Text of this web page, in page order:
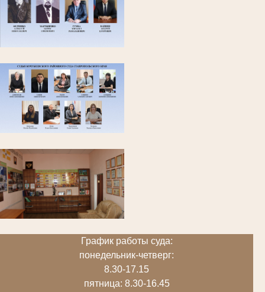
График работы суда:
понедельник-четверг:
8.30-17.15
пятница: 8.30-16.45